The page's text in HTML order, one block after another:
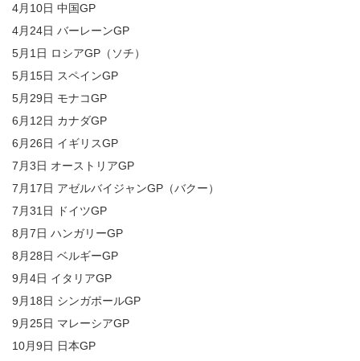
4月10日 中国GP
4月24日 バーレーンGP
5月1日 ロシアGP（ソチ）
5月15日 スペインGP
5月29日 モナコGP
6月12日 カナダGP
6月26日 イギリスGP
7月3日 オーストリアGP
7月17日 アゼルバイジャンGP（バクー）
7月31日 ドイツGP
8月7日 ハンガリーGP
8月28日 ベルギーGP
9月4日 イタリアGP
9月18日 シンガポールGP
9月25日 マレーシアGP
10月9日 日本GP